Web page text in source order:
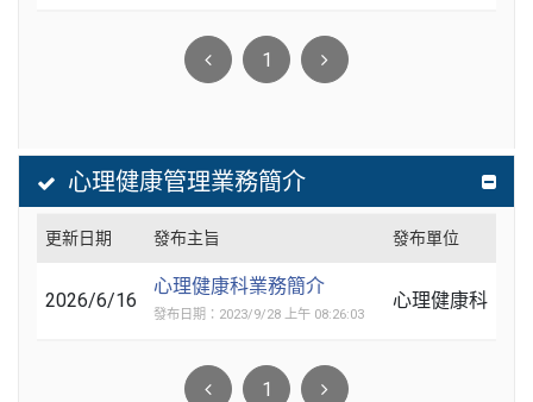
1
心理健康管理業務簡介
更新日期 發布主旨 發布單位
2026/6/16
心理健康科業務簡介
發布日期：2023/9/28 上午 08:26:03
心理健康科
1